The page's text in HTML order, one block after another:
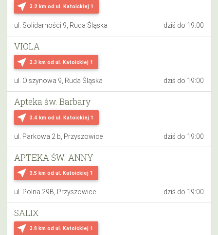
near_me 3.2 km od ul. Katoickiej 1
ul. Solidarności 9, Ruda Śląska dziś do 19:00
near_me 3.3 km od ul. Katoickiej 1
VIOLA
ul. Olszynowa 9, Ruda Śląska dziś do 19:00
near_me 3.4 km od ul. Katoickiej 1
Apteka św. Barbary
ul. Parkowa 2 b, Przyszowice dziś do 19:00
near_me 3.5 km od ul. Katoickiej 1
APTEKA ŚW. ANNY
ul. Polna 29B, Przyszowice dziś do 19:00
near_me 3.8 km od ul. Katoickiej 1
SALIX